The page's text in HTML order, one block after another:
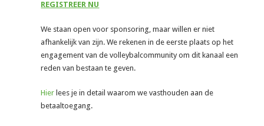
REGISTREER NU
We staan open voor sponsoring, maar willen er niet
afhankelijk van zijn. We rekenen in de eerste plaats op het
engagement van de volleybalcommunity om dit kanaal een
reden van bestaan te geven.
Hier lees je in detail waarom we vasthouden aan de
betaaltoegang.